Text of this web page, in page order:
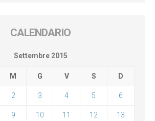
CALENDARIO
Settembre 2015
M G V S D
2 3 4 5 6
9 10 11 12 13